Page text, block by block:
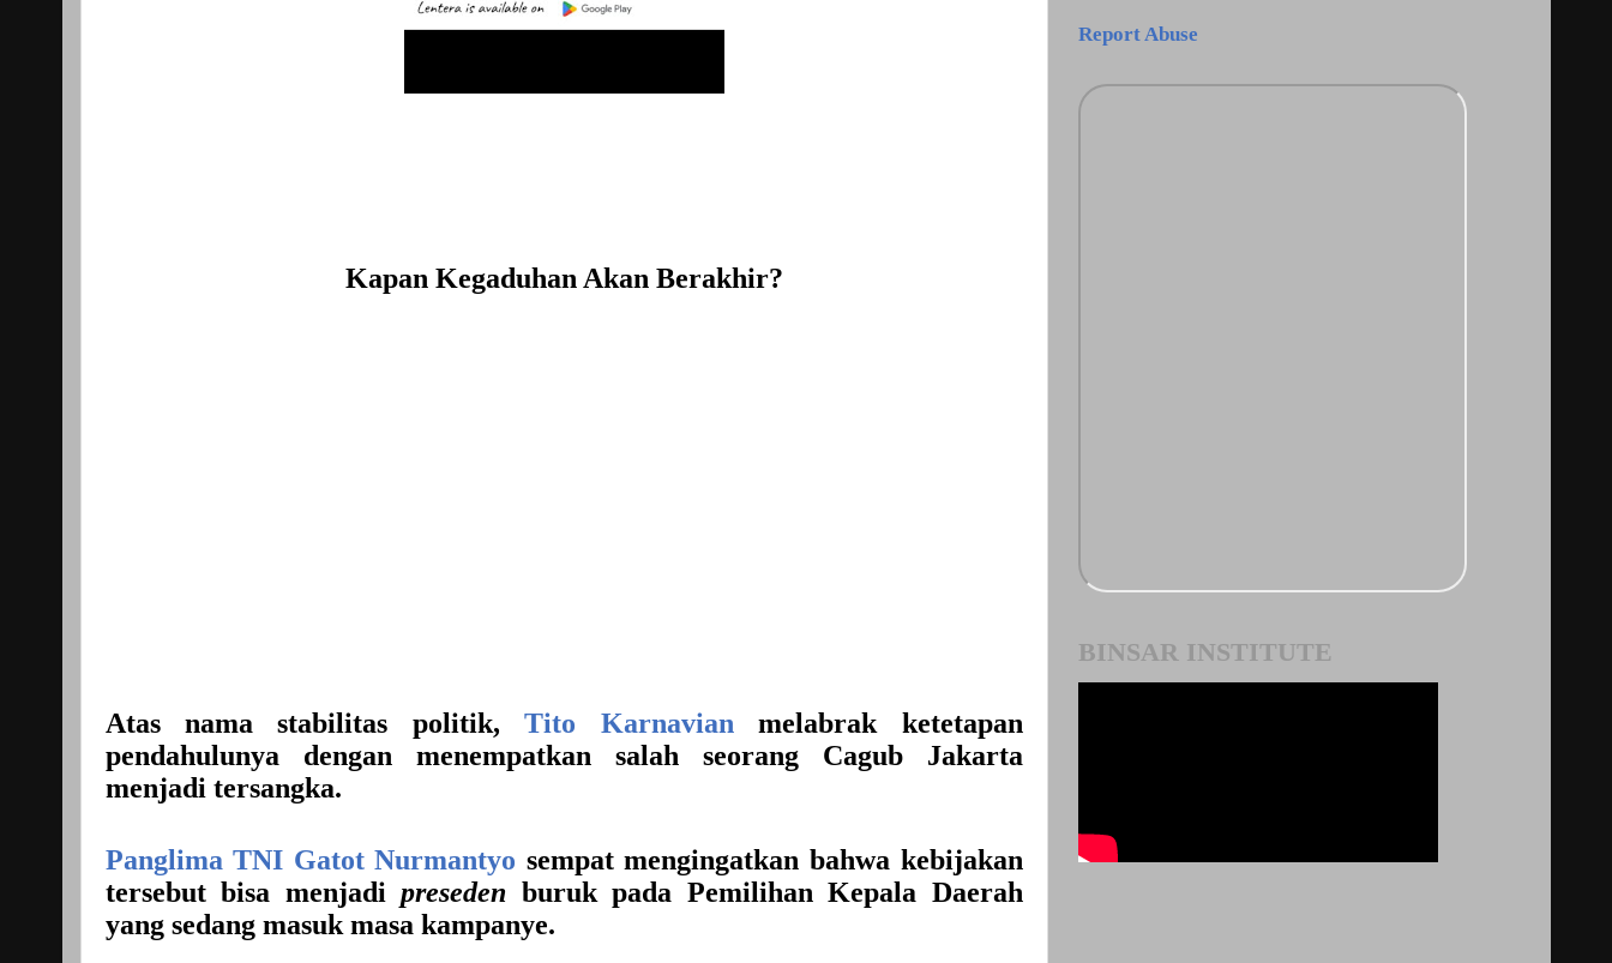
Kapan Kegaduhan Akan Berakhir?
Atas nama stabilitas politik,Tito Karnavianmelabrak ketetapan
pendahulunya dengan menempatkan salah seorang Cagub Jakarta
menjadi tersangka.
Panglima TNI Gatot Nurmantyo sempat mengingatkan bahwa kebijakan
tersebut bisa menjadi preseden buruk pada Pemilihan Kepala Daerah
yang sedang masuk masa kampanye.
Report Abuse
BINSAR INSTITUTE